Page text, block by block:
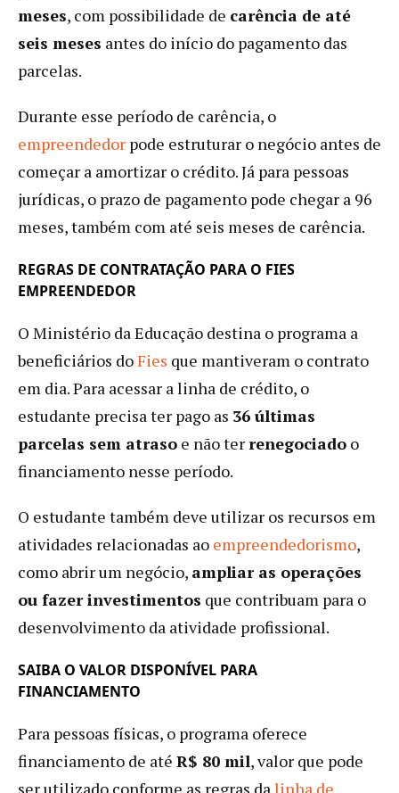
meses, com possibilidade de carência de até
seis meses antes do início do pagamento das
parcelas.
Durante esse período de carência, o
empreendedor pode estruturar o negócio antes de
começar a amortizar o crédito. Já para pessoas
jurídicas, o prazo de pagamento pode chegar a 96
meses, também com até seis meses de carência.
REGRAS DE CONTRATAÇÃO PARA O FIES
EMPREENDEDOR
O Ministério da Educação destina o programa a
beneficiários doFies que mantiveram o contrato
em dia. Para acessar a linha de crédito, o
estudante precisa ter pago as 36 últimas
parcelas sem atraso e não terrenegociado o
financiamento nesse período.
O estudante também deve utilizar os recursos em
atividades relacionadas ao empreendedorismo,
como abrir um negócio, ampliar as operações
ou fazer investimentos que contribuam para o
desenvolvimento da atividade profissional.
SAIBA O VALOR DISPONÍVEL PARA
FINANCIAMENTO
Para pessoas físicas, o programa oferece
financiamento de até R$ 80 mil, valor que pode
ser utilizado conforme as regras da linha de